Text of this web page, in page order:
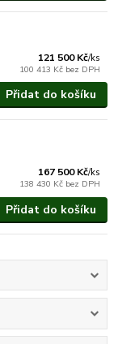
121 500 Kč/ks
100 413 Kč bez DPH
Přidat do košíku
167 500 Kč/ks
138 430 Kč bez DPH
Přidat do košíku